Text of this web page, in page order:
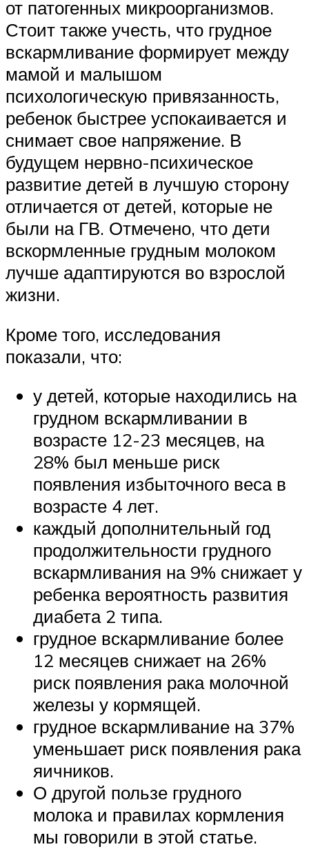
от патогенных микроорганизмов.
Стоит также учесть, что грудное
вскармливание формирует между
мамой и малышом
психологическую привязанность,
ребенок быстрее успокаивается и
снимает свое напряжение. В
будущем нервно-психическое
развитие детей в лучшую сторону
отличается от детей, которые не
были на ГВ. Отмечено, что дети
вскормленные грудным молоком
лучше адаптируются во взрослой
жизни.
Кроме того, исследования
показали, что:
у детей, которые находились на
грудном вскармливании в
возрасте 12-23 месяцев, на
28% был меньше риск
появления избыточного веса в
возрасте 4 лет.
каждый дополнительный год
продолжительности грудного
вскармливания на 9% снижает у
ребенка вероятность развития
диабета 2 типа.
грудное вскармливание более
12 месяцев снижает на 26%
риск появления рака молочной
железы у кормящей.
грудное вскармливание на 37%
уменьшает риск появления рака
яичников.
О другой пользе грудного
молока и правилах кормления
мы говорили в этой статье.